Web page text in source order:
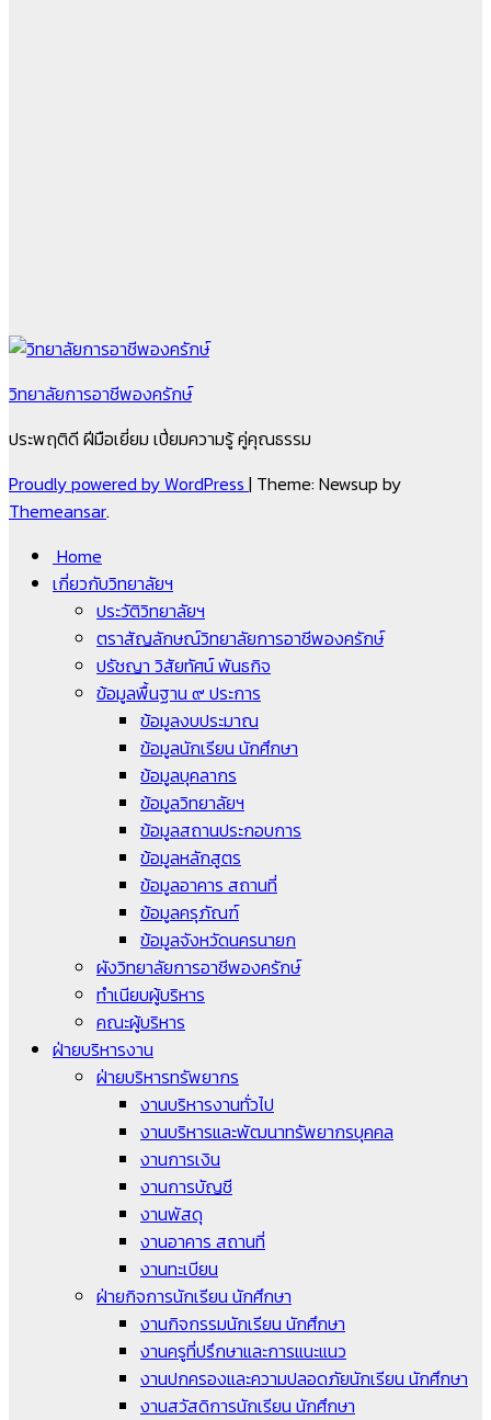
วิทยาลัยการอาชีพองครักษ์
ประพฤติดี ฝีมือเยี่ยม เปี่ยมความรู้ คู่คุณธรรม
Proudly powered by WordPress | Theme: Newsup by
Themeansar.
Home
เกี่ยวกับวิทยาลัยฯ
ประวัติวิทยาลัยฯ
ตราสัญลักษณ์วิทยาลัยการอาชีพองครักษ์
ปรัชญา วิสัยทัศน์ พันธกิจ
ข้อมูลพื้นฐาน ๙ ประการ
ข้อมูลงบประมาณ
ข้อมูลนักเรียน นักศึกษา
ข้อมูลบุคลากร
ข้อมูลวิทยาลัยฯ
ข้อมูลสถานประกอบการ
ข้อมูลหลักสูตร
ข้อมูลอาคาร สถานที่
ข้อมูลครุภัณฑ์
ข้อมูลจังหวัดนครนายก
ผังวิทยาลัยการอาชีพองครักษ์
ทำเนียบผู้บริหาร
คณะผู้บริหาร
ฝ่ายบริหารงาน
ฝ่ายบริหารทรัพยากร
งานบริหารงานทั่วไป
งานบริหารและพัฒนาทรัพยากรบุคคล
งานการเงิน
งานการบัญชี
งานพัสดุ
งานอาคาร สถานที่
งานทะเบียน
ฝ่ายกิจการนักเรียน นักศึกษา
งานกิจกรรมนักเรียน นักศึกษา
งานครูที่ปรึกษาและการแนะแนว
งานปกครองและความปลอดภัยนักเรียน นักศึกษา
งานสวัสดิการนักเรียน นักศึกษา